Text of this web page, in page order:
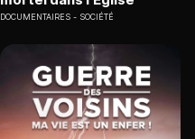
DOCUMENTAIRES SOCIÉTÉ